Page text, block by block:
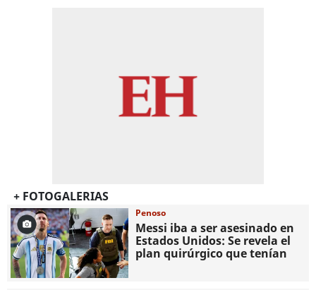
+ FOTOGALERIAS
Penoso
Messi iba a ser asesinado en
Estados Unidos: Se revela el
plan quirúrgico que tenían